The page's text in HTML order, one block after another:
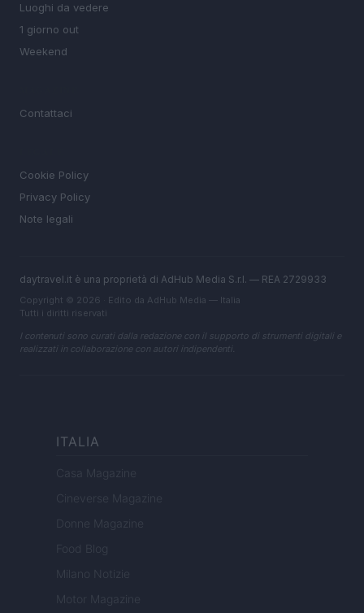
Luoghi da vedere
1 giorno out
Weekend
Contattaci
Cookie Policy
Privacy Policy
Note legali
daytravel.it è una proprietà di AdHub Media S.r.l. — REA 2729933
Copyright © 2026 · Edito da AdHub Media — Italia
Tutti i diritti riservati
I contenuti sono curati dalla redazione con il supporto di strumenti digitali e
realizzati in collaborazione con autori indipendenti.
ITALIA
Casa Magazine
Cineverse Magazine
Donne Magazine
Food Blog
Milano Notizie
Motor Magazine